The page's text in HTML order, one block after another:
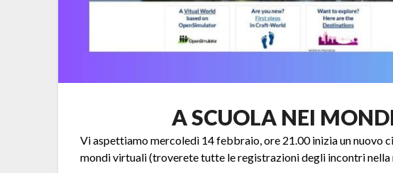
A SCUOLA NEI
Vi aspettiamo mercoledì 14 febbraio, ore 21.00 inizia un nuovo
mondi virtuali (troverete tutte le registrazioni degli incontri nella